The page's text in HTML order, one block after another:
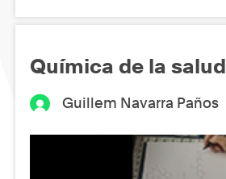
Química de la salud
Guillem Navarra Paños